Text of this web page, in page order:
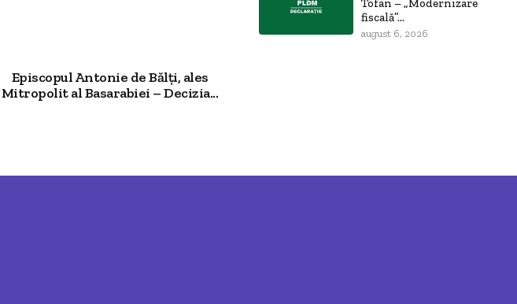
Episcopul Antonie de Bălți, ales
Mitropolit al Basarabiei – Decizia...
Tofan – „Modernizare
fiscală”...
august 6, 2026